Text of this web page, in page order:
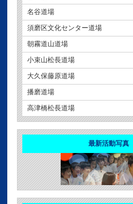
名谷道場
須磨区文化センター道場
朝霧道山道場
小束山松長道場
大久保藤原道場
播磨道場
高津橋松長道場
最新活動写真